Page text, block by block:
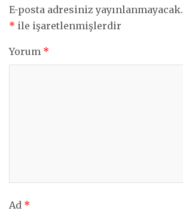
E-posta adresiniz yayınlanmayacak.
* ile işaretlenmişlerdir
Yorum *
Ad *